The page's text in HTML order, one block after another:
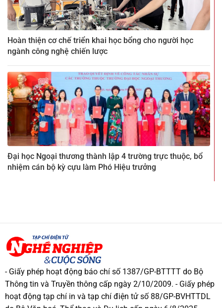
Hoàn thiện cơ chế triển khai học bổng cho người học
ngành công nghệ chiến lược
Đại học Ngoại thương thành lập 4 trường trực thuộc, bổ
nhiệm cán bộ kỳ cựu làm Phó Hiệu trưởng
- Giấy phép hoạt động báo chí số 1387/GP-BTTTT do Bộ
Thông tin và Truyền thông cấp ngày 2/10/2009. - Giấy phép
hoạt động tạp chí in và tạp chí điện tử số 88/GP-BVHTTDL